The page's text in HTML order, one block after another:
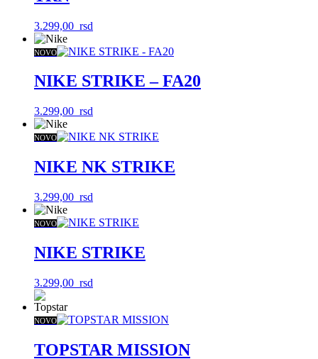
3.299,00 rsd
NOVO
NIKE STRIKE – FA20
3.299,00 rsd
NOVO
NIKE NK STRIKE
3.299,00 rsd
NOVO
NIKE STRIKE
3.299,00 rsd
NOVO
TOPSTAR MISSION